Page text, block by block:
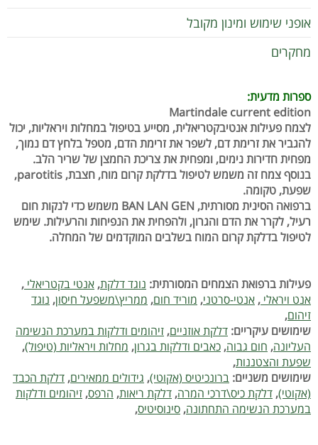
אופני שימוש ומינון מקובל
מחקרים
ספרות מדעית:
Martindale current edition
לצמח פעילות אנטיבקטריאלית, מסייע בטיפול במחלות ויראליות, יכול
להגביר את זרימת דם, לשפר את זרימת הדם, מטפל בלחץ דם נמוך,
מפחית חדירות נימים, ומפחית את צריכת החמצן של שריר הלב.
בנוסף צמח זה משמש לטיפול בדלקת קרום מוח, חצבת, parotitis
,
שפעת, טקומה.
ברפואה הסינית מסורתית, BAN LAN GEN משמש כדי לנקות חום
רעיל, לקרר את הדם והגרון, ולהפחית את הנפיחות והרעילות. שימש
לטיפול בדלקת קרום המוח בשלבים המוקדמים של המחלה.
פעילות ברפואת הצמחים המסורתית: נוגד דלקת, אנטי בקטריאלי ,
אנט ויראלי , אנטי-סרטני, מוריד חום, ממריץ\משפעל חיסון, נוגד
זיהום,
שימושים עיקריים: דלקת אוזניים, זיהומים ודלקות במערכת הנשימה
העליונה, חום גבוה, כאבים ודלקות בגרון, מחלות ויראליות (טיפול),
שפעת והצטננות,
שימושים משניים: ברונכיטיס (אקוטי), גידולים ממאירים, דלקת הכבד
(אקוטי), דלקת כיס\דרכי המרה, דלקת ריאות, הרפס, זיהומים ודלקות
במערכת הנשימה התחתונה, סינוסיטיס,